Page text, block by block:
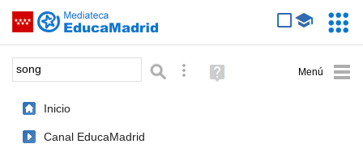
Saltar navegación
Palabra o frase: Búsqueda avanzada
Ayuda
(en
Inicio
Canal EducaMadrid